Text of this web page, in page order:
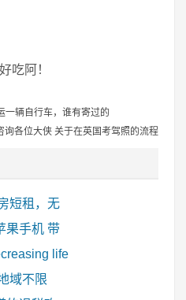
吃阿！
一辆自行车，谁有寄过的
询各位大侠 关于在英国考驾照的流程
短租，无
果手机 带
life
域不限